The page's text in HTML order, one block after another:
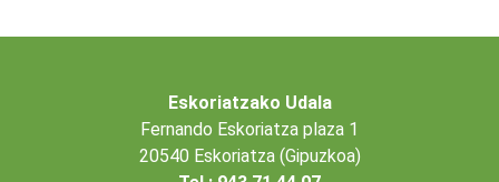
Eskoriatzako Udala
Fernando Eskoriatza plaza 1
20540 Eskoriatza (Gipuzkoa)